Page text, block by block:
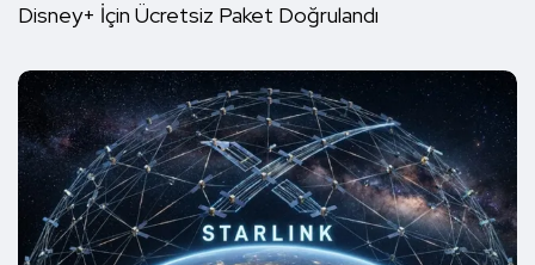
Disney+ İçin Ücretsiz Paket Doğrulandı